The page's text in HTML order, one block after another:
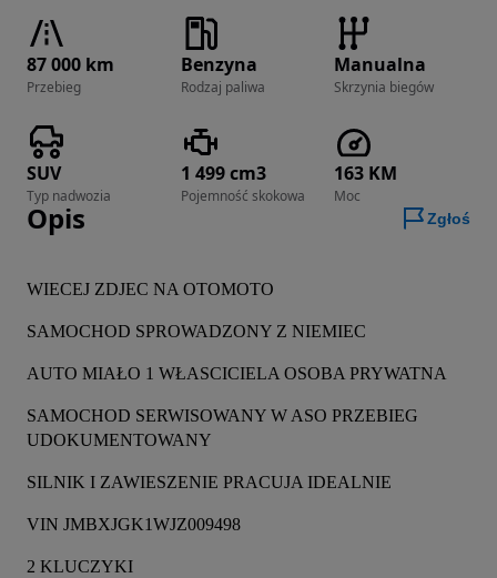
87 000 km
Przebieg
Benzyna
Rodzaj paliwa
Manualna
Skrzynia biegów
SUV
Typ nadwozia
1 499 cm3
Pojemność skokowa
163 KM
Moc
Opis Zgłoś
WIECEJ ZDJEC NA OTOMOTO
SAMOCHOD SPROWADZONY Z NIEMIEC
AUTO MIAŁO 1 WŁASCICIELA OSOBA PRYWATNA
SAMOCHOD SERWISOWANY W ASO PRZEBIEG
UDOKUMENTOWANY
SILNIK I ZAWIESZENIE PRACUJA IDEALNIE
VIN JMBXJGK1WJZ009498
2 KLUCZYKI